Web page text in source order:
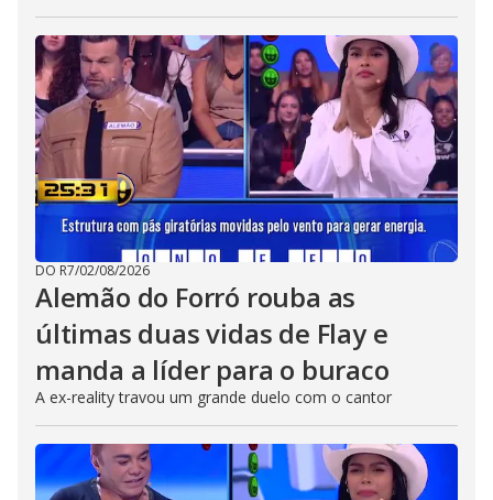
DO R7/02/08/2026
Alemão do Forró rouba as
últimas duas vidas de Flay e
manda a líder para o buraco
A ex-reality travou um grande duelo com o cantor